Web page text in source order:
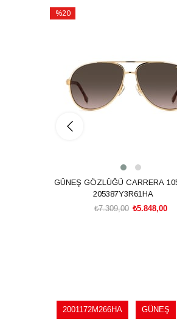
%20
GÜNEŞ GÖZLÜĞÜ CARRERA 1051/S
205387Y3R61HA
₺5.848,00
₺7.309,00
2001172M266HA GÜNEŞ